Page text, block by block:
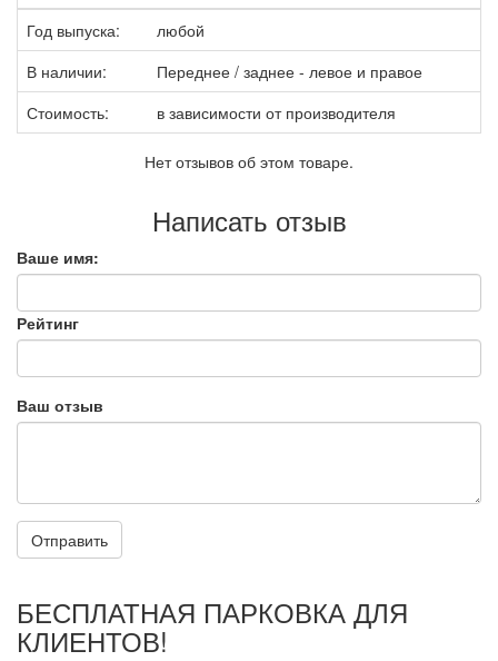
Год выпуска:
любой
В наличии:
Переднее / заднее - левое и правое
Стоимость:
в зависимости от производителя
Нет отзывов об этом товаре.
Написать отзыв
Ваше имя:
Рейтинг
Ваш отзыв
Отправить
БЕСПЛАТНАЯ ПАРКОВКА ДЛЯ
КЛИЕНТОВ!